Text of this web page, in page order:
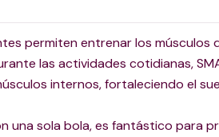
permiten entrenar los músculos
las actividades cotidianas,
internos, fortaleciendo el
una sola bola, es fantástico para